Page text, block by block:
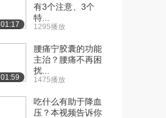
01:17
有3个注意、3个
特...
1295播放
01:59
腰痛宁胶囊的功能
主治？腰痛不再困
扰...
1475播放
吃什么有助于降血
压？本视频告诉你